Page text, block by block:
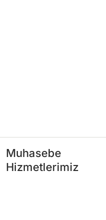
Muhasebe
Hizmetlerimiz